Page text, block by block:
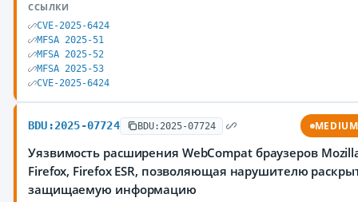
ССЫЛКИ
CVE-2025-6424
MFSA 2025-51
MFSA 2025-52
MFSA 2025-53
CVE-2025-6424
BDU:2025-07724 BDU:2025-07724 MEDIUM
Уязвимость расширения WebCompat браузеров
Firefox, Firefox ESR, позволяющая нарушителю
защищаемую информацию